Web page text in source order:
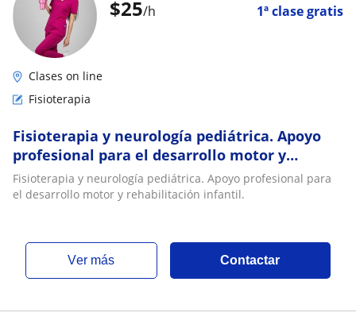
$25/h 1ª clase gratis
Clases on line
Fisioterapia
Fisioterapia y neurología pediátrica. Apoyo
profesional para el desarrollo motor y
rehabilitación infantil
Fisioterapia y neurología pediátrica. Apoyo profesional para
el desarrollo motor y rehabilitación infantil.
ver más Contactar